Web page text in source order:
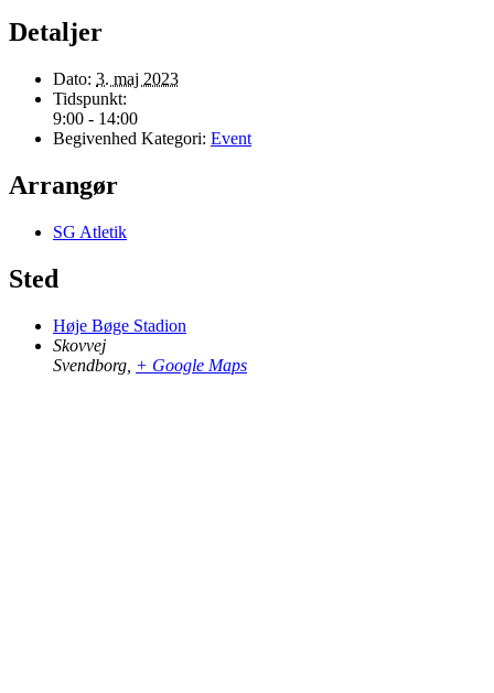
Detaljer
Dato: 3. maj 2023
Tidspunkt:
9:00 - 14:00
Begivenhed Kategori: Event
Arrangør
SG Atletik
Sted
Høje Bøge Stadion
Skovvej
Svendborg + Google Maps